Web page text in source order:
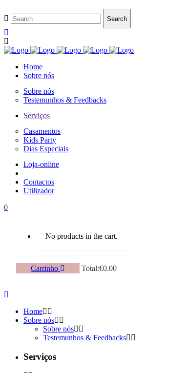
Home
Sobre nós
Sobre nós
Testemunhos & Feedbacks
Serviços
Casamentos
Kids Party
Dias Especiais
Loja-online
Contactos
Utilizador
0
No products in the cart.
Carrinho Total:€0.00
Home
Sobre nós
Sobre nós
Testemunhos & Feedbacks
Serviços